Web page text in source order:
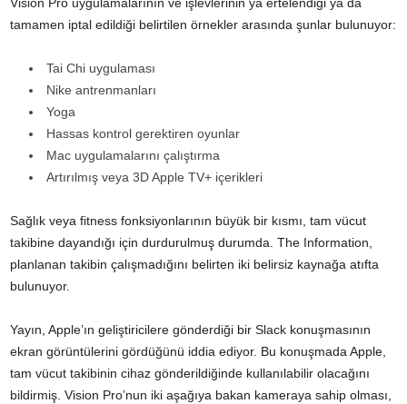
tamamen iptal edildiği belirtilen örnekler arasında şunlar bulunuyor:
Tai Chi uygulaması
Nike antrenmanları
Yoga
Hassas kontrol gerektiren oyunlar
Mac uygulamalarını çalıştırma
Artırılmış veya 3D Apple TV+ içerikleri
Sağlık veya fitness fonksiyonlarının büyük bir kısmı, tam vücut
takibine dayandığı için durdurulmuş durumda. The Information,
planlanan takibin çalışmadığını belirten iki belirsiz kaynağa atıfta
bulunuyor.
Yayın, Apple’ın geliştiricilere gönderdiği bir Slack konuşmasının
ekran görüntülerini gördüğünü iddia ediyor. Bu konuşmada Apple,
tam vücut takibinin cihaz gönderildiğinde kullanılabilir olacağını
bildirmiş. Vision Pro’nun iki aşağıya bakan kameraya sahip olması,